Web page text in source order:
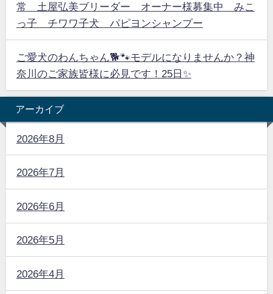
常 土屋弘美ブリーダー オーナー様募集中 みこ
っ子 チワワ子犬 パピヨンシャンプー
ご愛犬のわんちゃん🐕🐾モデルになりませんか？神
奈川のご家族皆様に必見です！25日✨
アーカイブ
2026年8月
2026年7月
2026年6月
2026年5月
2026年4月